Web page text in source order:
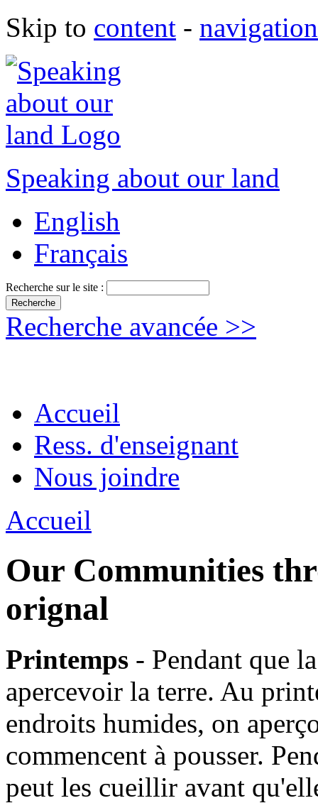
Skip to content - navigation
Speaking about our land
English
Français
Recherche sur le site :
Recherche avancée >>
Accueil
Ress. d'enseignant
Nous joindre
Accueil
Our Communities
orignal
Printemps - Pendant que
apercevoir la terre. Au
endroits humides, on
commencent à pousser.
peut les cueillir avant